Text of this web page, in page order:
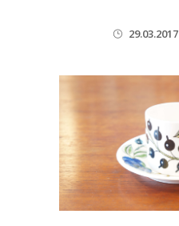
29.03.2017